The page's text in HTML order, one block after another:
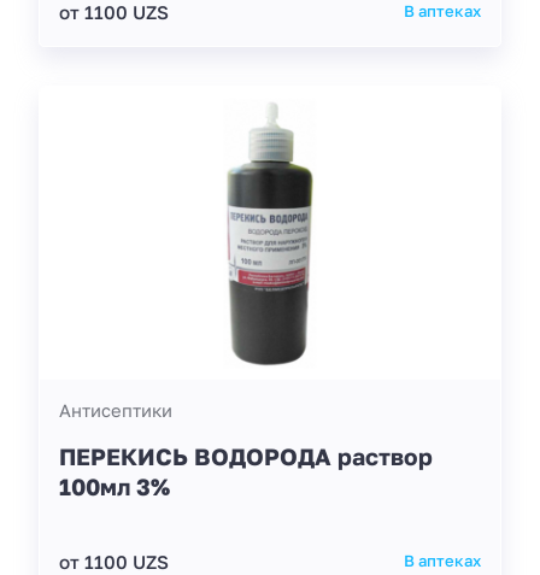
от 1100 UZS В аптеках
Антисептики
ПЕРЕКИСЬ ВОДОРОДА раствор
100мл 3%
от 1100 UZS В аптеках